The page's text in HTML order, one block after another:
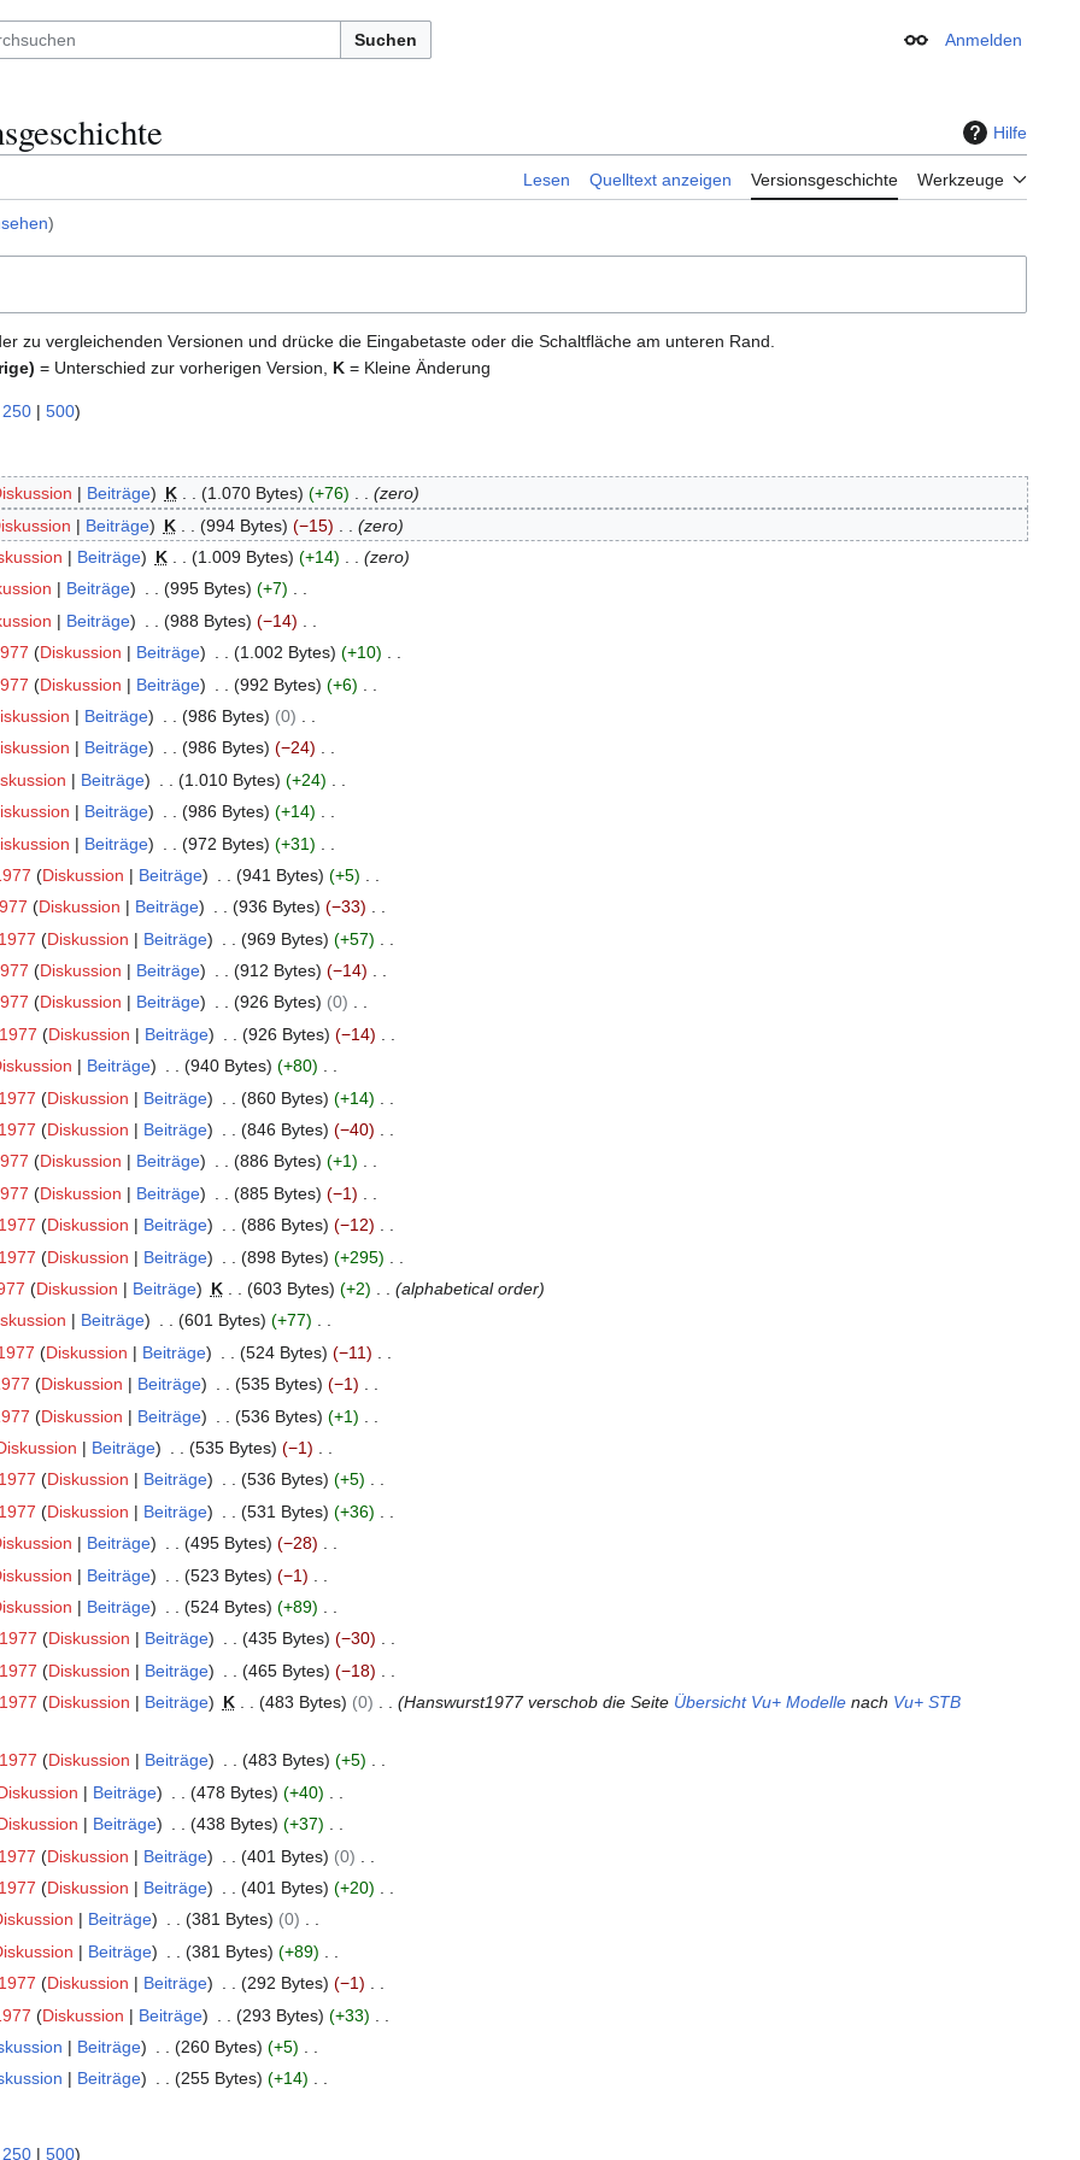
Suchen Erscheinungsbild
Anmelden
Hilfe
Lesen Quelltext anzeigen Versionsgeschichte Werkzeuge
)
zu vergleichenden Versionen und drücke die Eingabetaste oder die Schaltfläche am unteren Rand.
= Unterschied zur vorherigen Version, K = Kleine Änderung
250 | 500)
Beiträge K 1.070 Bytes +76
zero
Beiträge K 994 Bytes −15
zero
Beiträge K 1.009 Bytes +14
zero
Beiträge 995 Bytes
+7
Beiträge 988 Bytes
−14
Diskussion Beiträge 1.002 Bytes
+10
Diskussion Beiträge 992 Bytes
+6
Beiträge 986 Bytes
0
Beiträge 986 Bytes
−24
Beiträge 1.010 Bytes
+24
Beiträge 986 Bytes
+14
Beiträge 972 Bytes
+31
Diskussion Beiträge 941 Bytes
+5
Diskussion Beiträge 936 Bytes
−33
Diskussion Beiträge 969 Bytes
+57
Diskussion Beiträge 912 Bytes
−14
Diskussion Beiträge 926 Bytes
0
Diskussion Beiträge 926 Bytes
−14
Beiträge 940 Bytes
+80
Diskussion Beiträge 860 Bytes
+14
Diskussion Beiträge 846 Bytes
−40
Diskussion Beiträge 886 Bytes
+1
Diskussion Beiträge 885 Bytes
−1
Diskussion Beiträge 886 Bytes
−12
Diskussion Beiträge 898 Bytes
+295
Diskussion Beiträge K 603 Bytes +2
alphabetical order
Beiträge 601 Bytes
+77
Diskussion Beiträge 524 Bytes
−11
Diskussion Beiträge 535 Bytes
−1
Diskussion Beiträge 536 Bytes
+1
Beiträge 535 Bytes
−1
Diskussion Beiträge 536 Bytes
+5
Diskussion Beiträge 531 Bytes
+36
Beiträge 495 Bytes
−28
Beiträge 523 Bytes
−1
Beiträge 524 Bytes
+89
Diskussion Beiträge 435 Bytes
−30
Diskussion Beiträge 465 Bytes
−18
Diskussion Beiträge K 483 Bytes 0 Hanswurst1977 verschob die Seite Übersicht Vu+ Modellenach Vu+ STB
Diskussion Beiträge 483 Bytes
+5
Beiträge 478 Bytes
+40
Beiträge 438 Bytes
+37
Diskussion Beiträge 401 Bytes
0
Diskussion Beiträge 401 Bytes
+20
Beiträge 381 Bytes
0
Beiträge 381 Bytes
+89
Diskussion Beiträge 292 Bytes
−1
Diskussion Beiträge 293 Bytes
+33
Beiträge 260 Bytes
+5
Beiträge 255 Bytes
+14
250 | 500)